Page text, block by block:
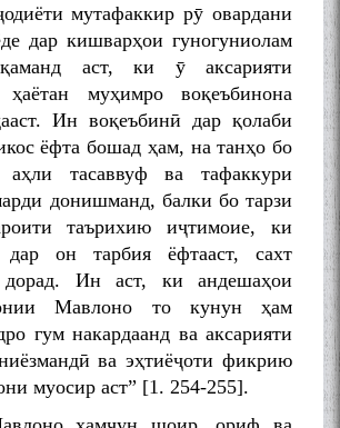
мутафаккир рӯ овардани
дар кишварҳои гуногуниолам
аст, ки ӯ аксарияти
ҳаётан муҳимро воқеъбинона
Ин воқеъбинӣ дар қолаби
ёфта бошад ҳам, на танҳо бо
аҳли тасаввуф ва тафаккури
донишманд, балки бо тарзи
таърихию иҷтимоие, ки
дар он тарбия ёфтааст, сахт
дорад. Ин аст, ки андешаҳои
Мавлоно то кунун ҳам
гум накардаанд ва аксарияти
ва эҳтиёҷоти фикрию
муосир аст” [1. 254-255].